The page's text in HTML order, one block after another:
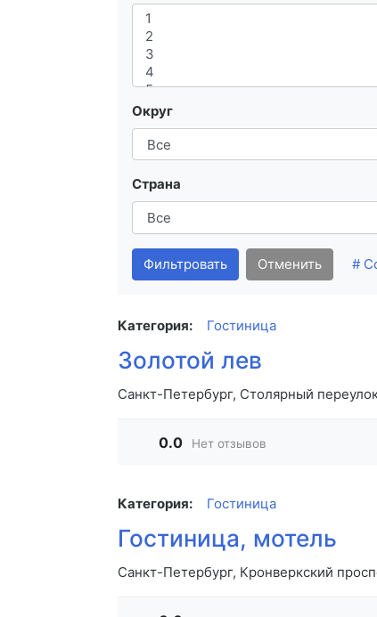
Округ
Страна
Фильтровать Отменить #
Категория: Гостиница
Золотой лев
Санкт-Петербург, Столярный
0.0 Нет отзывов
Категория: Гостиница
Гостиница, мотель
Санкт-Петербург, Кронверкский